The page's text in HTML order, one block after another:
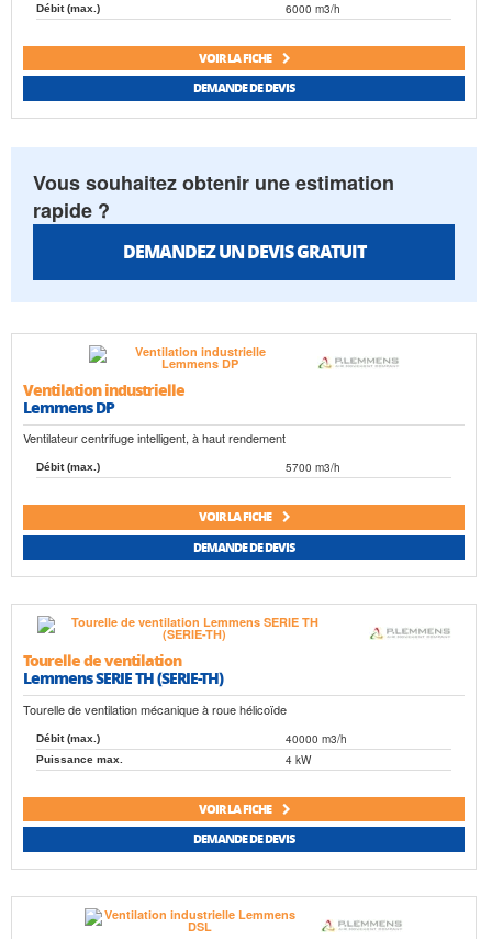
Débit (max.) 6000 m3/h
VOIR LA FICHE
DEMANDE DE DEVIS
Vous souhaitez obtenir une estimation
rapide ?
DEMANDEZ UN DEVIS GRATUIT
Ventilation industrielle
Lemmens DP
Ventilateur centrifuge intelligent, à haut rendement
Débit (max.) 5700 m3/h
VOIR LA FICHE
DEMANDE DE DEVIS
Tourelle de ventilation
Lemmens SERIE TH (SERIE-TH)
Tourelle de ventilation mécanique à roue hélicoïde
Débit (max.) 40000 m3/h
Puissance max. 4 kW
VOIR LA FICHE
DEMANDE DE DEVIS